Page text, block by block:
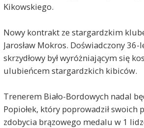
Kikowskiego.
Nowy kontrakt ze stargardzkim
Jarosław Mokros. Doświadczony
skrzydłowy był wyróżniającym się
ulubieńcem stargardzkich kibiców.
Trenerem Biało-Bordowych nadal
Popiołek, który poprowadził swoich
zdobycia brązowego medalu w 1